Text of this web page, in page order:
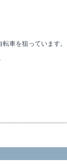
車を狙っています。